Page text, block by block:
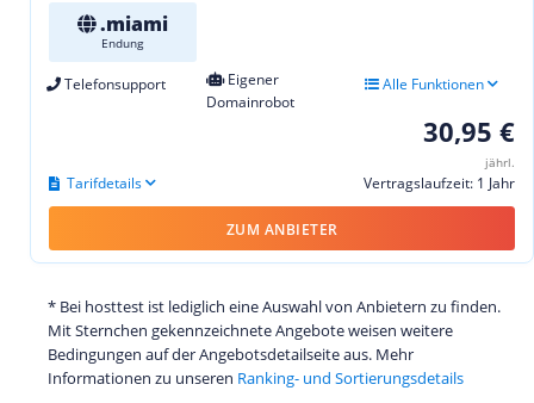
.miami
Endung
Telefonsupport
Eigener
Domainrobot
Alle Funktionen
30,95 €
jährl.
Vertragslaufzeit: 1 Jahr
Tarifdetails
ZUM ANBIETER
* Bei hosttest ist lediglich eine Auswahl von Anbietern zu finden.
Mit Sternchen gekennzeichnete Angebote weisen weitere
Bedingungen auf der Angebotsdetailseite aus. Mehr
Informationen zu unseren Ranking- und Sortierungsdetails